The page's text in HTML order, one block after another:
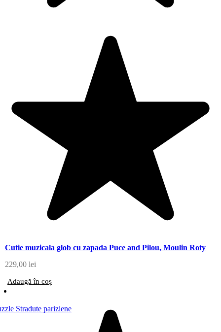
Cutie muzicala glob cu zapada Puce and Pilou, Moulin Roty
229,00 lei
Adaugă în coș